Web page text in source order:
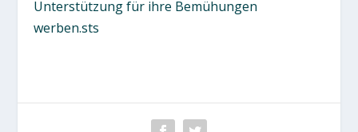
Unterstützung für ihre Bemühungen
werben.sts